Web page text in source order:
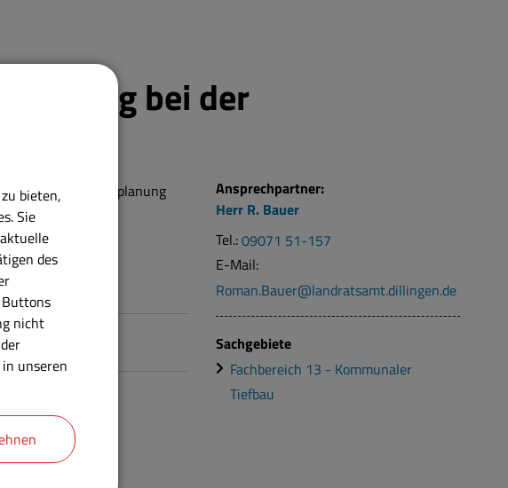
bei der
Verkehrsplanung
Ansprechpartner:
Herr R. Bauer
Tel.:09071 51-157
E-Mail:
Roman.Bauer@landratsamt.dillingen.de
Sachgebiete
Fachbereich 13 - Kommunaler
Tiefbau
bieten,
Sie
des
nicht
unseren